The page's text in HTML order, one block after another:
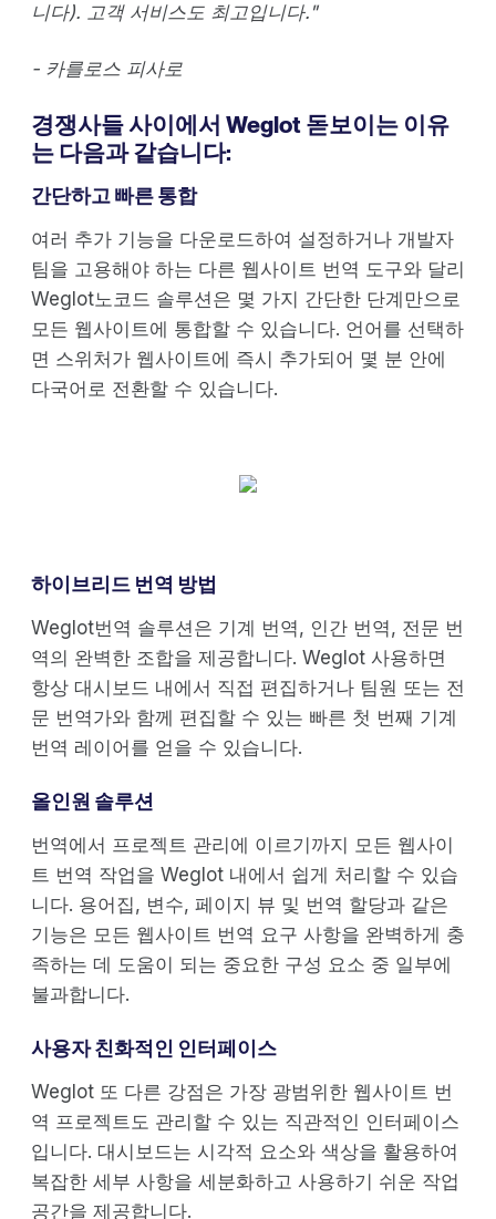
니다). 고객 서비스도 최고입니다."
- 카를로스 피사로
경쟁사들 사이에서 Weglot 돋보이는 이유
는 다음과 같습니다:
간단하고 빠른 통합
여러 추가 기능을 다운로드하여 설정하거나 개발자
팀을 고용해야 하는 다른 웹사이트 번역 도구와 달리
Weglot노코드 솔루션은 몇 가지 간단한 단계만으로
모든 웹사이트에 통합할 수 있습니다. 언어를 선택하
면 스위처가 웹사이트에 즉시 추가되어 몇 분 안에
다국어로 전환할 수 있습니다.
하이브리드 번역 방법
Weglot번역 솔루션은 기계 번역, 인간 번역, 전문 번
역의 완벽한 조합을 제공합니다. Weglot 사용하면
항상 대시보드 내에서 직접 편집하거나 팀원 또는 전
문 번역가와 함께 편집할 수 있는 빠른 첫 번째 기계
번역 레이어를 얻을 수 있습니다.
올인원 솔루션
번역에서 프로젝트 관리에 이르기까지 모든 웹사이
트 번역 작업을 Weglot 내에서 쉽게 처리할 수 있습
니다. 용어집, 변수, 페이지 뷰 및 번역 할당과 같은
기능은 모든 웹사이트 번역 요구 사항을 완벽하게 충
족하는 데 도움이 되는 중요한 구성 요소 중 일부에
불과합니다.
사용자 친화적인 인터페이스
Weglot 또 다른 강점은 가장 광범위한 웹사이트 번
역 프로젝트도 관리할 수 있는 직관적인 인터페이스
입니다. 대시보드는 시각적 요소와 색상을 활용하여
복잡한 세부 사항을 세분화하고 사용하기 쉬운 작업
공간을 제공합니다.